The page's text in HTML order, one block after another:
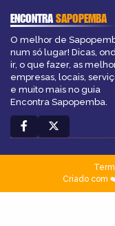
ENCONTRASAPOPEMBA
O melhor de
num só lugar! Dicas,
ir, o que fazer, as
empresas, locais,
e muito mais no guia
Encontra Sapopemba.
Criado com